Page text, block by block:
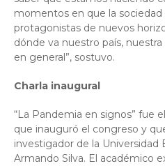
momentos en que la
protagonistas de nuevos
dónde va nuestro país,
en general”, sostuvo.
Charla inaugural
“La Pandemia en signos” fue
que inauguró el congreso y
investigador de la Universidad
Armando Silva. El académico